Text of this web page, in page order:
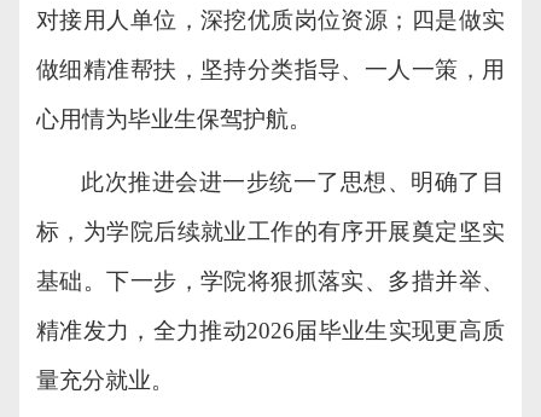
对接用人单位，深挖优质岗位资源；四是做实
做细精准帮扶，坚持分类指导、一人一策， 用
心用情为毕业生保驾护航。
此次推进会进一步统一了思想、明确了 目
标 ，为学院后续就业工作的有序开展奠定坚实
基础。下一步， 学院将狠抓落实、多措并举、
精准发力，全力推动2026届毕业生实现更高质
量充分就业。